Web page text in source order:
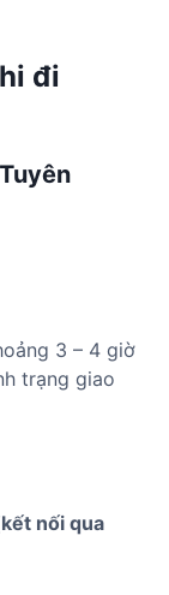
đi
3 – 4 giờ
trạng giao
nối qua